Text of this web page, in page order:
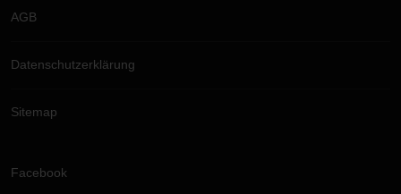
AGB
Datenschutzerklärung
Sitemap
Facebook